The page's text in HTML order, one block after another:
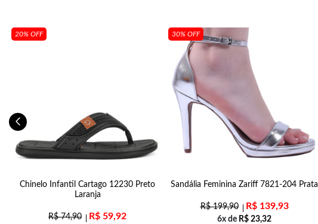
20% OFF
Chinelo Infantil Cartago 12230 Preto
Laranja
R$74,90 R$ 59,92
30% OFF
Sandália Feminina Zariff 7821-204 Prata
R$199,90 R$139,93
6x de R$ 23,32